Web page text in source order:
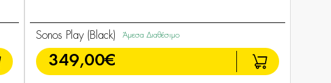
Sonos Play (Black) Άμεσα Διαθέσιμο
349,00€